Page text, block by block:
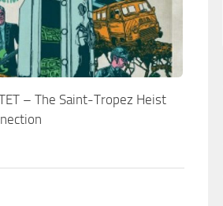
– The Saint-Tropez Heist